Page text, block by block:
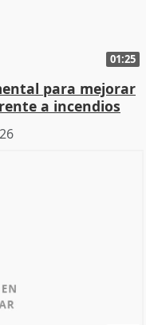
01:25
para mejorar
a incendios